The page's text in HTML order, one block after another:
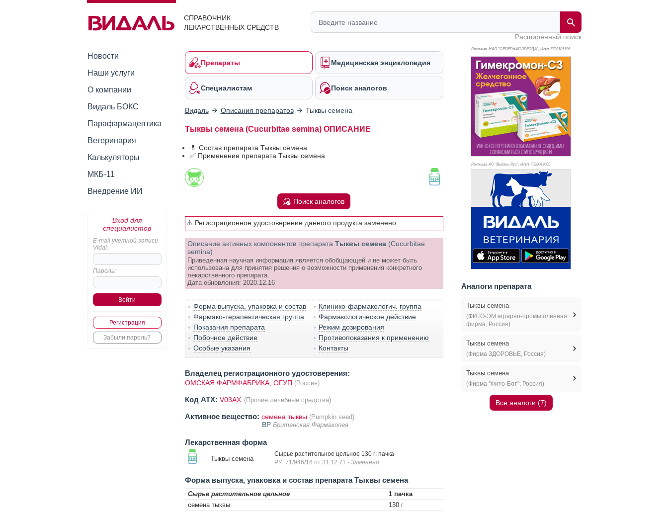
СПРАВОЧНИК
ЛЕКАРСТВЕННЫХ СРЕДСТВ
Расширенный поиск
Новости
Наши услуги
О компании
Видаль БОКС
Парафармацевтика
Ветеринария
Калькуляторы
МКБ-11
Внедрение ИИ
Вход для
специалистов
E-mail учетной записи
Vidal:
Пароль:
Регистрация
Забыли пароль?
Препараты Медицинская энциклопедия
Специалистам Поиск аналогов
Видаль Описания препаратов Тыквы семена
Тыквы семена (Cucurbitae semina) ОПИСАНИЕ
💊 Состав препарата Тыквы семена
✅ Применение препарата Тыквы семена
Поиск аналогов
⚠️ Регистрационное удостоверение данного продукта заменено
Описание активных компонентов препарата Тыквы семена (Cucurbitae
semina)
Приведенная научная информация является обобщающей и не может быть
использована для принятия решения о возможности применения конкретного
лекарственного препарата.
Дата обновления: 2020.12.16
Форма выпуска, упаковка и состав
Клинико-фармакологич. группа
Фармако-терапевтическая группа
Фармакологическое действие
Показания препарата
Режим дозирования
Побочное действие
Противопоказания к применению
Особые указания
Контакты
Владелец регистрационного удостоверения:
ОМСКАЯ ФАРМФАБРИКА, ОГУП (Россия)
Код ATX: V03AX (Прочие лечебные средства)
Активное вещество: семена тыквы (Pumpkin seed)
BP Британская Фармакопея
Лекарственная форма
Тыквы семена
Сырье растительное цельное 130 г: пачка
РУ: 71/946/16 от 31.12.71 - Заменено
Форма выпуска, упаковка и состав препарата Тыквы семена
Сырье растительное цельное
1 пачка
семена тыквы
130 г
Реклама. НАО "СЕВЕРНАЯ ЗВЕЗДА", ИНН 7720185196
Реклама. АО "Видаль Рус", ИНН 7728043605
Аналоги препарата
Тыквы семена
(ФИТО-ЭМ аграрно-промышленная
фирма, Россия)
Тыквы семена
(Фирма ЗДОРОВЬЕ, Россия)
Тыквы семена
(Фирма "Фито-Бот", Россия)
Все аналоги (7)